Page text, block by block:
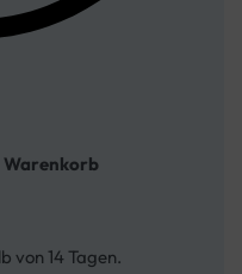
Warenkorb
von 14 Tagen.